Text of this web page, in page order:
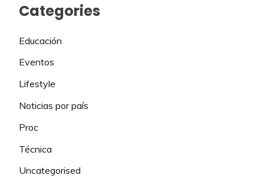
Categories
Educación
Eventos
Lifestyle
Noticias por país
Proc
Técnica
Uncategorised